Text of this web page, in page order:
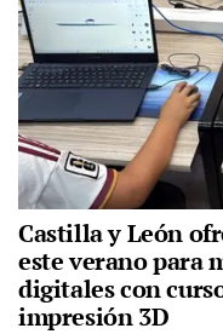
Castilla y León
este verano para
digitales con
impresión 3D